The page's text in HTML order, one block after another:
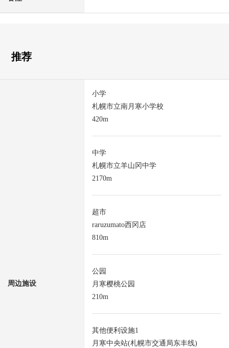
推荐
周边施设
小学
札幌市立南月寒小学校
420m
中学
札幌市立羊山冈中学
2170m
超市
raruzumato西冈店
810m
公园
月寒樱桃公园
210m
其他便利设施1
月寒中央站(札幌市交通局东丰线)